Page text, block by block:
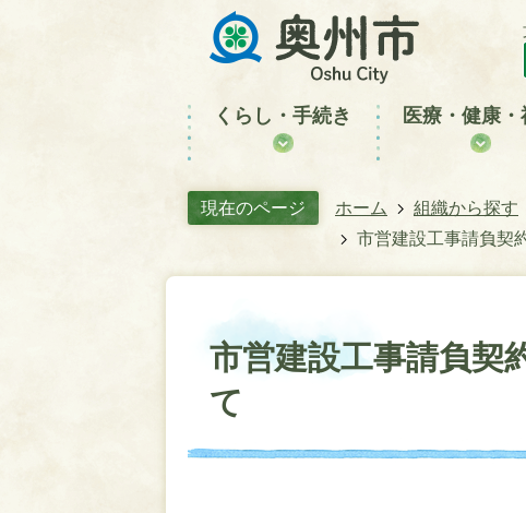
くらし・手続き 医療・健康・
現在のページ ホーム 組織から探す
市営建設工事請負契
市営建設工事請負契
て